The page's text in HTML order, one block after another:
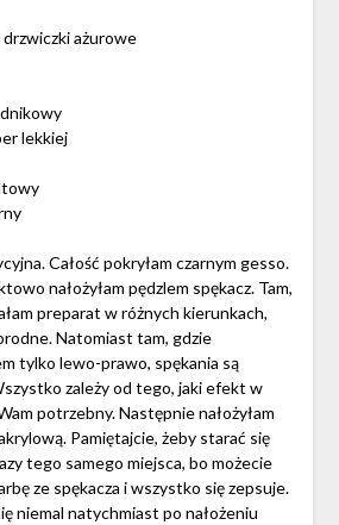
ażurowe
lekkiej
Całość pokryłam czarnym gesso.
nałożyłam pędzlem spękacz. Tam,
preparat w różnych kierunkach,
Natomiast tam, gdzie
tylko lewo-prawo, spękania są
zależy od tego, jaki efekt w
potrzebny. Następnie nałożyłam
Pamiętajcie, żeby starać się
tego samego miejsca, bo możecie
ze spękacza i wszystko się zepsuje.
niemal natychmiast po nałożeniu